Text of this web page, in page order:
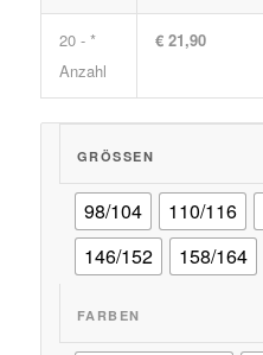
20 - *
Anzahl
€ 21,90
GRÖSSEN
98/104 110/116
146/152
158/164
FARBEN